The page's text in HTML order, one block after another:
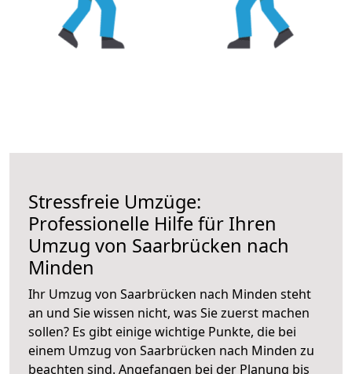
Stressfreie Umzüge:
Professionelle Hilfe für Ihren
Umzug von Saarbrücken nach
Minden
Ihr Umzug von Saarbrücken nach Minden steht
an und Sie wissen nicht, was Sie zuerst machen
sollen? Es gibt einige wichtige Punkte, die bei
einem Umzug von Saarbrücken nach Minden zu
beachten sind. Angefangen bei der Planung bis